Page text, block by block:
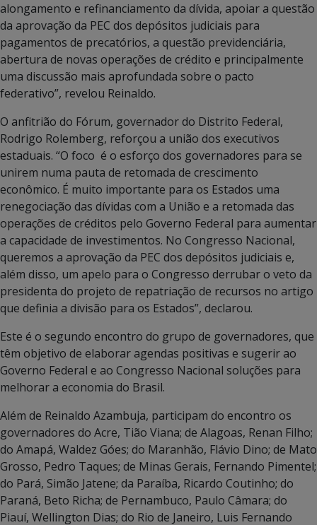
alongamento e refinanciamento da dívida, apoiar a questão
da aprovação da PEC dos depósitos judiciais para
pagamentos de precatórios, a questão previdenciária,
abertura de novas operações de crédito e principalmente
uma discussão mais aprofundada sobre o pacto
federativo”, revelou Reinaldo.
O anfitrião do Fórum, governador do Distrito Federal,
Rodrigo Rolemberg, reforçou a união dos executivos
estaduais. “O foco é o esforço dos governadores para se
unirem numa pauta de retomada de crescimento
econômico. É muito importante para os Estados uma
renegociação das dívidas com a União e a retomada das
operações de créditos pelo Governo Federal para aumentar
a capacidade de investimentos. No Congresso Nacional,
queremos a aprovação da PEC dos depósitos judiciais e,
além disso, um apelo para o Congresso derrubar o veto da
presidenta do projeto de repatriação de recursos no artigo
que definia a divisão para os Estados”, declarou.
Este é o segundo encontro do grupo de governadores, que
têm objetivo de elaborar agendas positivas e sugerir ao
Governo Federal e ao Congresso Nacional soluções para
melhorar a economia do Brasil.
Além de Reinaldo Azambuja, participam do encontro os
governadores do Acre, Tião Viana; de Alagoas, Renan Filho;
do Amapá, Waldez Góes; do Maranhão, Flávio Dino; de Mato
Grosso, Pedro Taques; de Minas Gerais, Fernando Pimentel;
do Pará, Simão Jatene; da Paraíba, Ricardo Coutinho; do
Paraná, Beto Richa; de Pernambuco, Paulo Câmara; do
Piauí, Wellington Dias; do Rio de Janeiro, Luis Fernando